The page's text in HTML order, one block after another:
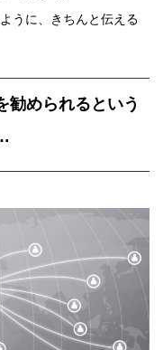
うに、きちんと伝える
勧められるという